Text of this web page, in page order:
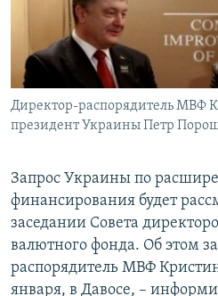
ПОБЕДИТЕЛЕЙ НЕ СУДЯТ?
КРЫМ.НЕПОКОРЕННЫЙ
УКРАИНСКАЯ ПРОБЛЕМА КРЫМА
ПРИСОЕДИНЯЙТЕСЬ!
Все сайты RFE/RL
Директор-распорядитель МВФ
президент Украины Петр
Запрос Украины по
финансирования будет
заседании Совета
валютного фонда. Об этом
распорядитель МВФ
января, в Давосе, –